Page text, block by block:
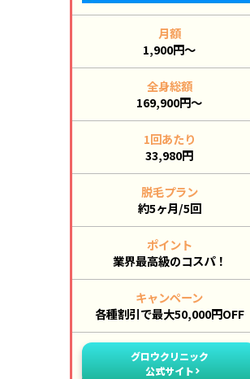
月額
1,900円～
全身総額
169,900円～
1回あたり
33,980円
脱毛プラン
約5ヶ月/5回
ポイント
業界最高級のコスパ！
キャンペーン
各種割引で最大50,000円OFF
グロウクリニック
公式サイト